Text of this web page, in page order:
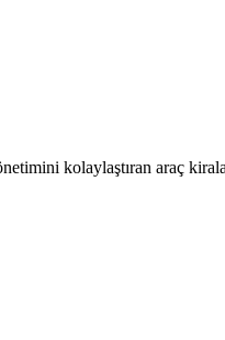
kolaylaştıran araç